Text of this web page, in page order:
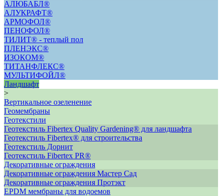
АЛЮБАБЛ®
АЛУКРАФТ®
АРМОФОЛ®
ПЕНОФОЛ®
ТИЛИТ® - теплый пол
ПЛЕНЭКС®
ИЗОКОМ®
ТИТАНФЛЕКС®
МУЛЬТИФОЙЛ®
Ландшафт
>
Вертикальное озеленение
Геомембраны
Геотекстили
Геотекстиль Fibertex Quality Gardening® для ландшафта
Геотекстиль Fibertex® для строительства
Геотекстиль Дорнит
Геотекстиль Fibertex PR®
Декоративные ограждения
Декоративные ограждения Мастер Сад
Декоративные ограждения Протэкт
ЕРDM мембраны для водоемов